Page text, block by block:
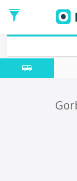
de
Ida
Vuelta
Fecha
de